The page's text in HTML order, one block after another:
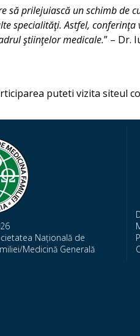
să prilejuiască un schimb de
specialităţi. Astfel,
ştiinţelor medicale.” – Dr.
puteti vizita siteul
Națională de
Medicină Generală